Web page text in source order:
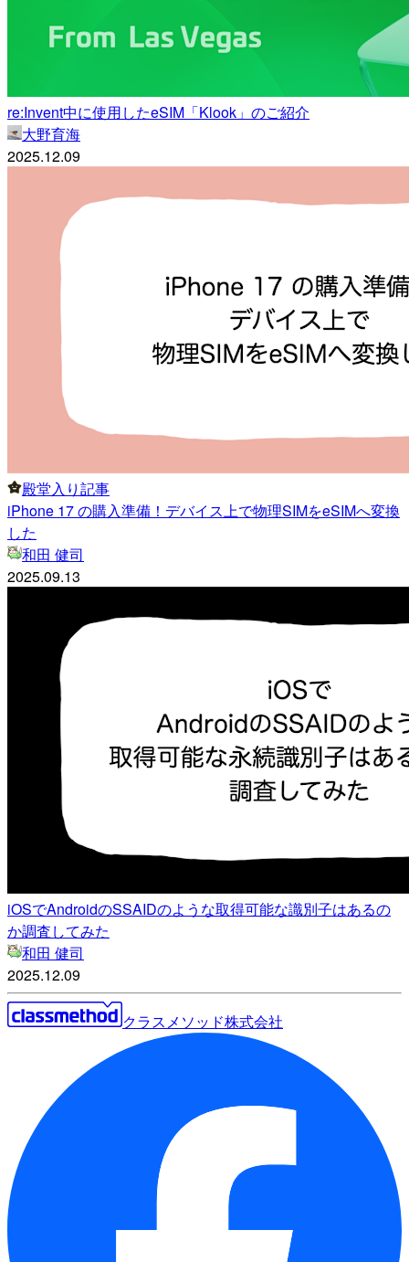
re:Invent中に使用したeSIM「Klook」のご紹介
大野育海
2025.12.09
殿堂入り記事
iPhone 17 の購入準備！デバイス上で物理SIMをeSIMへ変換
した
和田 健司
2025.09.13
iOSでAndroidのSSAIDのような取得可能な識別子はあるの
か調査してみた
和田 健司
2025.12.09
クラスメソッド株式会社